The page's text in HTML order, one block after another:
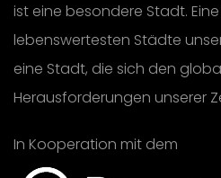
ist eine besondere Stadt.
lebenswertesten Städte
eine Stadt, die sich den
Herausforderungen unserer
In Kooperation mit dem